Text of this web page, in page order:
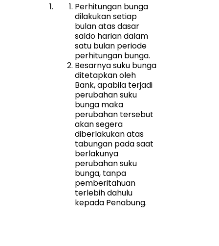
Perhitungan bunga
dilakukan setiap
bulan atas dasar
saldo harian dalam
satu bulan periode
perhitungan bunga.
Besarnya suku bunga
ditetapkan oleh
Bank, apabila terjadi
perubahan suku
bunga maka
perubahan tersebut
akan segera
diberlakukan atas
tabungan pada saat
berlakunya
perubahan suku
bunga, tanpa
pemberitahuan
terlebih dahulu
kepada Penabung.